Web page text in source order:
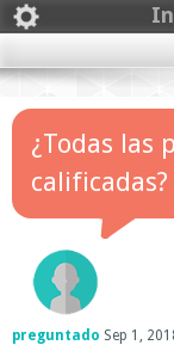
¿Todas las
calificadas?
preguntado Sep 1,